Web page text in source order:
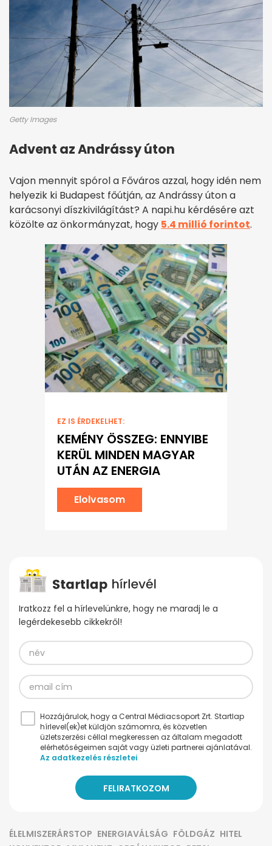
Getty Images
Advent az Andrássy úton
Vajon mennyit spórol a Főváros azzal, hogy idén nem
helyezik ki Budapest főútján, az Andrássy úton a
karácsonyi díszkivilágítást? A napi.hu kérdésére azt
közölte az önkormányzat, hogy 5.4 millió forintot.
EZ IS ÉRDEKELHET:
KEMÉNY ÖSSZEG: ENNYIBE
KERÜL MINDEN MAGYAR
UTÁN AZ ENERGIA
Elolvasom
Iratkozz fel a hírlevelünkre, hogy ne maradj le a
legérdekesebb cikkekről!
Hozzájárulok, hogy a Central Médiacsoport Zrt. Startlap
hírlevel(ek)et küldjön számomra, és közvetlen
üzletszerzési céllal megkeressen az általam megadott
elérhetőségeimen saját vagy üzleti partnerei ajánlatával.
Az adatkezelés részletei
ÉLELMISZERÁRSTOP ENERGIAVÁLSÁG FÖLDGÁZ HITEL